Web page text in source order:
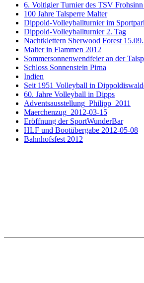
6. Voltigier Turnier des TSV
100 Jahre Talsperre Malter
Dippold-Volleyballturnier im
Dippold-Volleyballturnier 2. Tag
Nachtklettern Sherwood Forest
Malter in Flammen 2012
Sommersonnenwendfeier an der
Schloss Sonnenstein Pirna
Indien
Seit 1951 Volleyball in
60. Jahre Volleyball in Dipps
Adventsausstellung_Philipp_2011
Maerchenzug_2012-03-15
Eröffnung der SportWunderBar
HLF und Bootübergabe 2012-05-08
Bahnhofsfest 2012